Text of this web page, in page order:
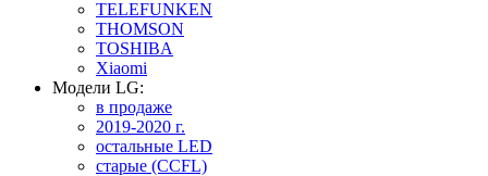
TELEFUNKEN
THOMSON
TOSHIBA
Xiaomi
Модели LG:
в продаже
2019-2020 г.
остальные LED
старые (CCFL)